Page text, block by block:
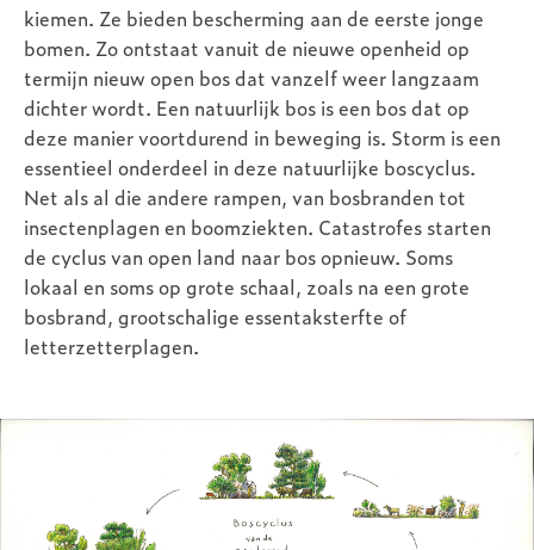
kiemen. Ze bieden bescherming aan de eerste jonge
bomen. Zo ontstaat vanuit de nieuwe openheid op
termijn nieuw open bos dat vanzelf weer langzaam
dichter wordt. Een natuurlijk bos is een bos dat op
deze manier voortdurend in beweging is. Storm is een
essentieel onderdeel in deze natuurlijke boscyclus.
Net als al die andere rampen, van bosbranden tot
insectenplagen en boomziekten. Catastrofes starten
de cyclus van open land naar bos opnieuw. Soms
lokaal en soms op grote schaal, zoals na een grote
bosbrand, grootschalige essentaksterfte of
letterzetterplagen.
Image